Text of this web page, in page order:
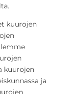
kuurojen
kuurojen
ja